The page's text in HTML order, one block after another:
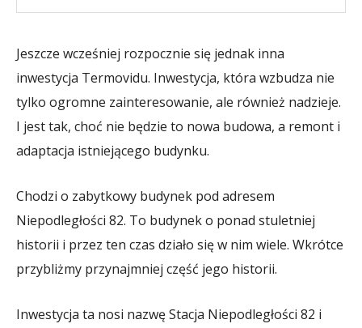
Jeszcze wcześniej rozpocznie się jednak inna
inwestycja Termovidu. Inwestycja, która wzbudza nie
tylko ogromne zainteresowanie, ale również nadzieje.
I jest tak, choć nie będzie to nowa budowa, a remont i
adaptacja istniejącego budynku.
Chodzi o zabytkowy budynek pod adresem
Niepodległości 82. To budynek o ponad stuletniej
historii i przez ten czas działo się w nim wiele. Wkrótce
przybliżmy przynajmniej część jego historii.
Inwestycja ta nosi nazwę Stacja Niepodległości 82 i